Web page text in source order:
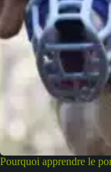
Pourquoi apprendre le